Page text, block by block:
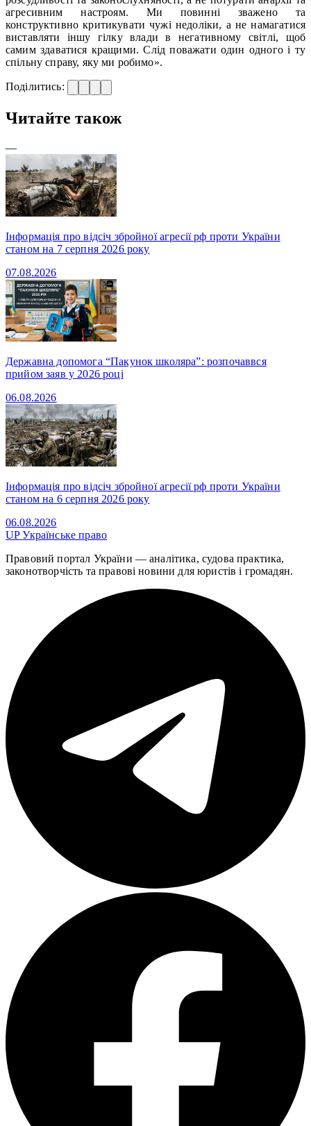
агресивним настроям. Ми повинні зважено та
конструктивно критикувати чужі недоліки, а не намагатися
виставляти іншу гілку влади в негативному світлі, щоб
самим здаватися кращими. Слід поважати один одного і ту
спільну справу, яку ми робимо».
Поділитись:
Читайте також
—
Інформація про відсіч збройної агресії рф проти України
станом на 7 серпня 2026 року
07.08.2026
Державна допомога “Пакунок школяра”: розпочаввся
прийом заяв у 2026 році
06.08.2026
Інформація про відсіч збройної агресії рф проти України
станом на 6 серпня 2026 року
06.08.2026
UPУкраїнське право
Правовий портал України — аналітика, судова практика,
законотворчість та правові новини для юристів і громадян.